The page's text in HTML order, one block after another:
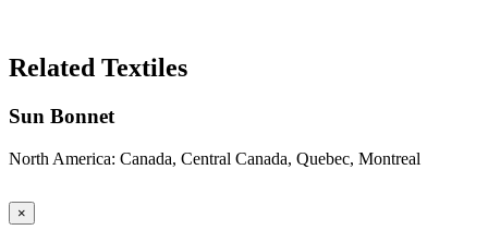
Related Textiles
Sun Bonnet
North America: Canada, Central Canada, Quebec, Montreal
×